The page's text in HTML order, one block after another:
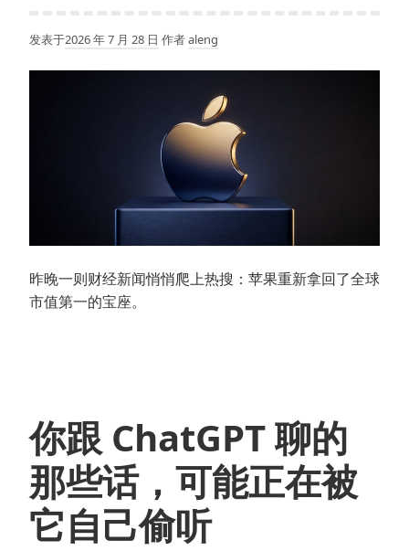
发表于2026 年 7 月 28 日 作者aleng
昨晚一则财经新闻悄悄爬上热搜：苹果重新拿回了全球
市值第一的宝座。
你跟 ChatGPT 聊的
那些话，可能正在被
它自己偷听